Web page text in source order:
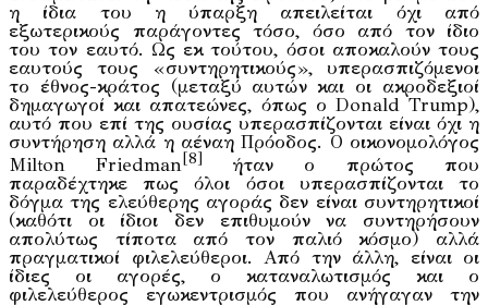
η ίδια του η ύπαρξη απειλείται όχι από
εξωτερικούς παράγοντες τόσο, όσο από τον ίδιο
του τον εαυτό. Ως εκ τούτου, όσοι αποκαλούν τους
εαυτούς τους «συντηρητικούς», υπερασπιζόμενοι
το έθνος-κράτος (μεταξύ αυτών και οι ακροδεξιοί
δημαγωγοί και απατεώνες, όπως ο Donald Trump),
αυτό που επί της ουσίας υπερασπίζονται είναι όχι η
συντήρηση αλλά η αέναη Πρόοδος. Ο οικονομολόγος
Milton Friedman[8]
ήταν ο πρώτος που
παραδέχτηκε πως όλοι όσοι υπερασπίζονται το
δόγμα της ελεύθερης αγοράς δεν είναι συντηρητικοί
(καθότι οι ίδιοι δεν επιθυμούν να συντηρήσουν
απολύτως τίποτα από τον παλιό κόσμο) αλλά
πραγματικοί φιλελεύθεροι. Από την άλλη, είναι οι
ίδιες οι αγορές, ο καταναλωτισμός και ο
φιλελεύθερος εγωκεντρισμός που ανήγαγαν την